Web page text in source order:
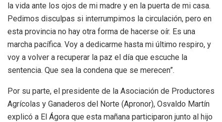
la vida ante los ojos de mi madre y en la puerta de mi casa.
Pedimos disculpas si interrumpimos la circulación, pero en
esta provincia no hay otra forma de hacerse oír. Es una
marcha pacífica. Voy a dedicarme hasta mi último respiro, y
voy a volver a recuperar la paz el día que escuche la
sentencia. Que sea la condena que se merecen”.
Por su parte, el presidente de la Asociación de Productores
Agrícolas y Ganaderos del Norte (Apronor), Osvaldo Martín
explicó a El Ágora que esta mañana participaron junto al hijo